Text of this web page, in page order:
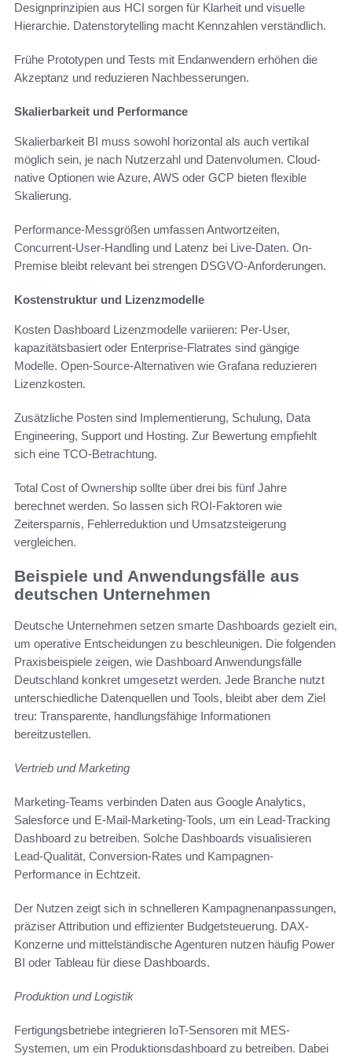
Designprinzipien aus HCI sorgen für Klarheit und visuelle
Hierarchie. Datenstorytelling macht Kennzahlen verständlich.
Frühe Prototypen und Tests mit Endanwendern erhöhen die
Akzeptanz und reduzieren Nachbesserungen.
Skalierbarkeit und Performance
Skalierbarkeit BI muss sowohl horizontal als auch vertikal
möglich sein, je nach Nutzerzahl und Datenvolumen. Cloud-
native Optionen wie Azure, AWS oder GCP bieten flexible
Skalierung.
Performance-Messgrößen umfassen Antwortzeiten,
Concurrent-User-Handling und Latenz bei Live-Daten. On-
Premise bleibt relevant bei strengen DSGVO-Anforderungen.
Kostenstruktur und Lizenzmodelle
Kosten Dashboard Lizenzmodelle variieren: Per-User,
kapazitätsbasiert oder Enterprise-Flatrates sind gängige
Modelle. Open-Source-Alternativen wie Grafana reduzieren
Lizenzkosten.
Zusätzliche Posten sind Implementierung, Schulung, Data
Engineering, Support und Hosting. Zur Bewertung empfiehlt
sich eine TCO-Betrachtung.
Total Cost of Ownership sollte über drei bis fünf Jahre
berechnet werden. So lassen sich ROI-Faktoren wie
Zeitersparnis, Fehlerreduktion und Umsatzsteigerung
vergleichen.
Beispiele und Anwendungsfälle aus
deutschen Unternehmen
Deutsche Unternehmen setzen smarte Dashboards gezielt ein,
um operative Entscheidungen zu beschleunigen. Die folgenden
Praxisbeispiele zeigen, wie Dashboard Anwendungsfälle
Deutschland konkret umgesetzt werden. Jede Branche nutzt
unterschiedliche Datenquellen und Tools, bleibt aber dem Ziel
treu: Transparente, handlungsfähige Informationen
bereitzustellen.
Vertrieb und Marketing
Marketing-Teams verbinden Daten aus Google Analytics,
Salesforce und E-Mail-Marketing-Tools, um ein Lead-Tracking
Dashboard zu betreiben. Solche Dashboards visualisieren
Lead-Qualität, Conversion-Rates und Kampagnen-
Performance in Echtzeit.
Der Nutzen zeigt sich in schnelleren Kampagnenanpassungen,
präziser Attribution und effizienter Budgetsteuerung. DAX-
Konzerne und mittelständische Agenturen nutzen häufig Power
BI oder Tableau für diese Dashboards.
Produktion und Logistik
Fertigungsbetriebe integrieren IoT-Sensoren mit MES-
Systemen, um ein Produktionsdashboard zu betreiben. Dabei